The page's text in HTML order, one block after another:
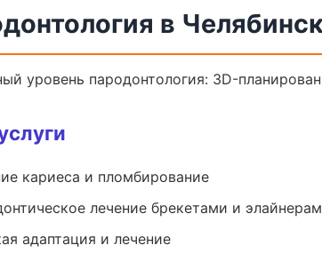
в
уровень пародонтология: 3D-
кариеса и пломбирование
лечение брекетами и
адаптация и лечение